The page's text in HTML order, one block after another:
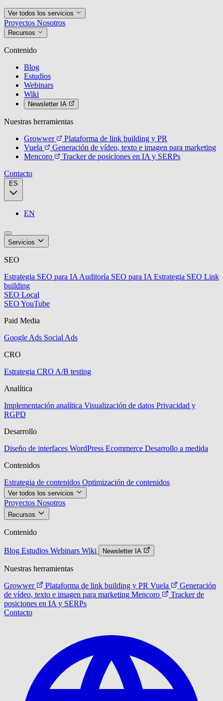
Ver todos los servicios
Proyectos Nosotros
Recursos
Contenido
Blog
Estudios
Webinars
Wiki
Newsletter IA
Nuestras herramientas
Growwer
Plataforma de link building y PR
Vuela
Generación de vídeo, texto e imagen para marketing
Mencoro
Tracker de posiciones en IA y SERPs
Contacto
EN
Servicios
SEO
Estrategia SEO para IA Auditoría SEO para IA Estrategia SEO Link
building
SEO Local
SEO YouTube
Paid Media
Google Ads Social Ads
CRO
Estrategia CRO A/B testing
Analítica
Implementación analítica Visualización de datos Privacidad y
RGPD
Desarrollo
Diseño de interfaces WordPress Ecommerce Desarrollo a medida
Contenidos
Estrategia de contenidos Optimización de contenidos
Ver todos los servicios
Proyectos Nosotros
Recursos
Contenido
Blog Estudios Webinars Wiki Newsletter IA
Nuestras herramientas
Growwer
Plataforma de link building y PR Vuela
Generación
de vídeo, texto e imagen para marketing Mencoro
Tracker de
posiciones en IA y SERPs
Contacto